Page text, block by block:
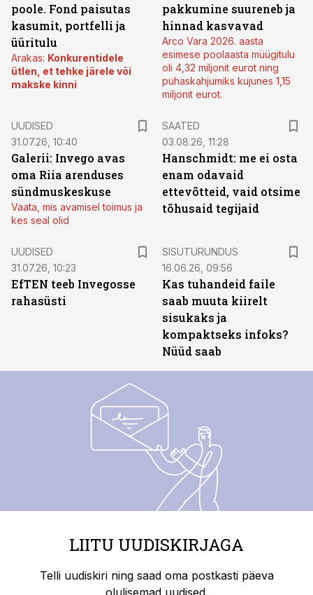
poole. Fond paisutas
kasumit, portfelli ja
üüritulu
Arakas: Konkurentidele
ütlen, et tehke järele või
makske kinni
pakkumine suureneb ja
hinnad kasvavad
Arco Vara 2026. aasta
esimese poolaasta müügitulu
oli 4,32 miljonit eurot ning
puhaskahjumiks kujunes 1,15
miljonit eurot.
UUDISED
31.07.26, 10:40
Galerii: Invego avas
oma Riia arenduses
sündmuskeskuse
Vaata, mis avamisel toimus ja
kes seal olid
SAATED
03.08.26, 11:28
Hanschmidt: me ei osta
enam odavaid
ettevõtteid, vaid otsime
tõhusaid tegijaid
UUDISED
31.07.26, 10:23
EfTEN teeb Invegosse
rahasüsti
SISUTURUNDUS
16.06.26, 09:56
Kas tuhandeid faile
saab muuta kiirelt
sisukaks ja
kompaktseks infoks?
Nüüd saab
LIITU UUDISKIRJAGA
Telli uudiskiri ning saad oma postkasti päeva
olulisemad uudised.